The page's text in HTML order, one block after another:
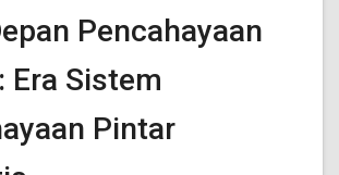
Pencahayaan
Era Sistem
Pintar